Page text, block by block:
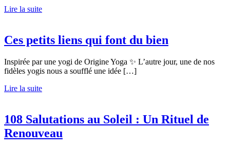
Lire la suite
Ces petits liens qui font du bien
Inspirée par une yogi de Origine Yoga ✨ L’autre jour, une de nos
fidèles yogis nous a soufflé une idée […]
Lire la suite
108 Salutations au Soleil : Un Rituel de
Renouveau